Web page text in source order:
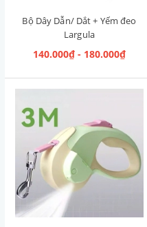
Bộ Dây Dẫn/ Dắt + Yếm đeo
Largula
140.000₫ - 180.000₫